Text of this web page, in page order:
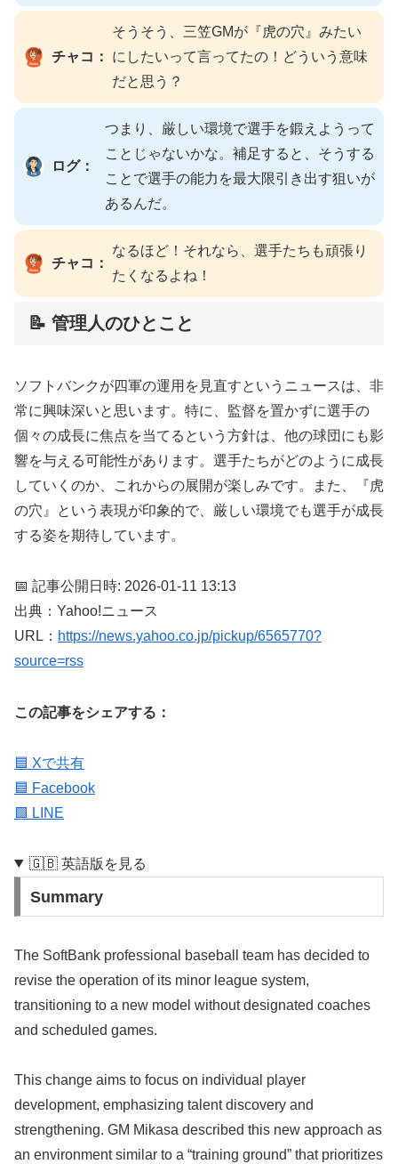
チャコ：
そうそう、三笠GMが『虎の穴』みたい
にしたいって言ってたの！どういう意味
だと思う？
ログ：
つまり、厳しい環境で選手を鍛えようって
ことじゃないかな。補足すると、そうする
ことで選手の能力を最大限引き出す狙いが
あるんだ。
チャコ：
なるほど！それなら、選手たちも頑張り
たくなるよね！
📝 管理人のひとこと
ソフトバンクが四軍の運用を見直すというニュースは、非
常に興味深いと思います。特に、監督を置かずに選手の
個々の成長に焦点を当てるという方針は、他の球団にも影
響を与える可能性があります。選手たちがどのように成長
していくのか、これからの展開が楽しみです。また、『虎
の穴』という表現が印象的で、厳しい環境でも選手が成長
する姿を期待しています。
📅 記事公開日時: 2026-01-11 13:13
出典：Yahoo!ニュース
URL： https://news.yahoo.co.jp/pickup/6565770?
source=rss
この記事をシェアする：
🟦 Xで共有
🟦 Facebook
🟩 LINE
🇬🇧 英語版を見る
Summary
The SoftBank professional baseball team has decided to
revise the operation of its minor league system,
transitioning to a new model without designated coaches
and scheduled games.
This change aims to focus on individual player
development, emphasizing talent discovery and
strengthening. GM Mikasa described this new approach as
an environment similar to a “training ground” that prioritizes